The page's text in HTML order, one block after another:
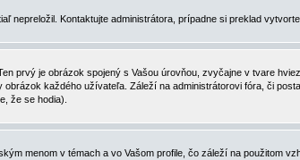
nepreložil. Kontaktujte administrátora, prípadne si preklad
prvý je obrázok spojený s Vašou úrovňou, zvyčajne v tvare
každého užívateľa. Záleží na administrátorovi fóra, či
že se hodia).
menom v témach a vo Vašom profile, čo záleží na použitom